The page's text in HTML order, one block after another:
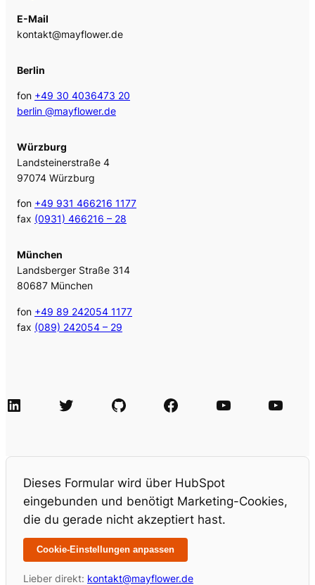
E-Mail
kontakt@mayflower.de
Berlin
fon +49 30 4036473 20
berlin @mayflower.de
Würzburg
Landsteinerstraße 4
97074 Würzburg
fon +49 931 466216 1177
fax (0931) 466216 – 28
München
Landsberger Straße 314
80687 München
fon +49 89 242054 1177
fax (089) 242054 – 29
LinkedIn Twitter GitHub Facebook Agile Videos Tech-Videos
Dieses Formular wird über HubSpot
eingebunden und benötigt Marketing-Cookies,
die du gerade nicht akzeptiert hast.
Cookie-Einstellungen anpassen
Lieber direkt: kontakt@mayflower.de